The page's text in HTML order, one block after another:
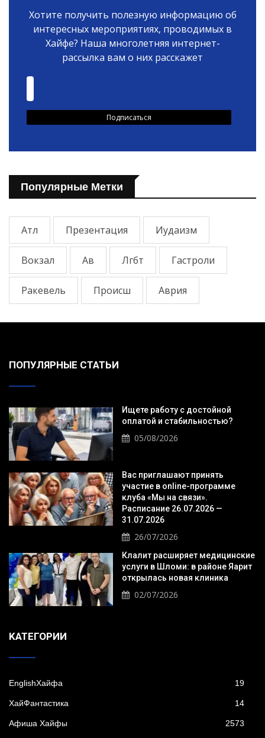
Хотите получить полезную информацию об
интересных мероприятиях, проводимых в
Хайфе? Наша многолетняя интернет-
рассылка вам о них расскажет
Популярные Метки
Атл Презентация Иудаизм
Вокзал Ав Лгбт Гастроли
Ракевель Происш Аврия
ПОПУЛЯРНЫЕ СТАТЬИ
Ищете работу с достойной
оплатой и стабильностью?
05/08/2026
Вас приглашают принять
участие в online-программе
клуба «Мы на связи».
Расписание 26.07.2026 —
31.07.2026
26/07/2026
Клалит расширяет медицинские
услуги в Шломи: в районе Яарит
открылась новая клиника
02/07/2026
KАТЕГОРИИ
EnglishХайфа 19
XайФантастика 14
Афиша Хайфы 2573